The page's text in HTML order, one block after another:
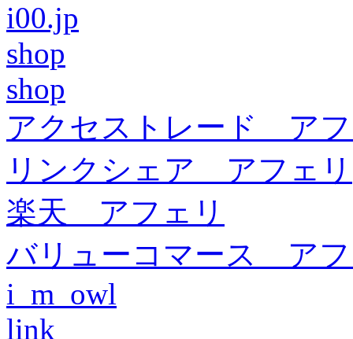
i00.jp
shop
shop
アクセストレード ア
リンクシェア アフェリ
楽天 アフェリ
バリューコマース ア
i_m_owl
link